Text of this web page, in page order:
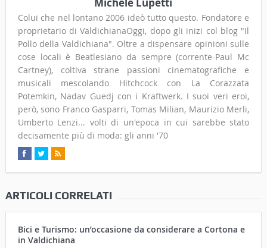
Michele Lupetti
Colui che nel lontano 2006 ideò tutto questo. Fondatore e
proprietario di ValdichianaOggi, dopo gli inizi col blog "Il
Pollo della Valdichiana". Oltre a dispensare opinioni sulle
cose locali è Beatlesiano da sempre (corrente-Paul Mc
Cartney), coltiva strane passioni cinematografiche e
musicali mescolando Hitchcock con La Corazzata
Potemkin, Nadav Guedj con i Kraftwerk. I suoi veri eroi,
però, sono Franco Gasparri, Tomas Milian, Maurizio Merli,
Umberto Lenzi... volti di un'epoca in cui sarebbe stato
decisamente più di moda: gli anni '70
ARTICOLI CORRELATI
Bici e Turismo: un’occasione da considerare a Cortona e
in Valdichiana